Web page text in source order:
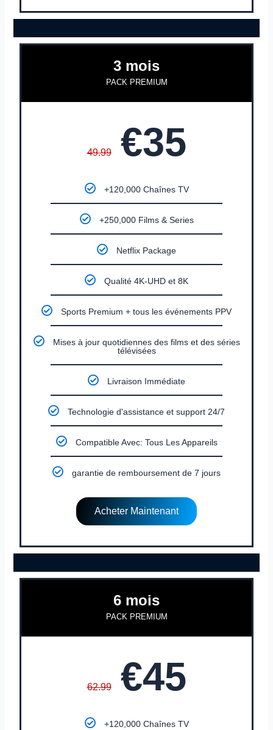
3 mois
PACK PREMIUM
49.99 €35
+120,000 Chaînes TV
+250,000 Films & Series
Netflix Package
Qualité 4K-UHD et 8K
Sports Premium + tous les événements PPV
Mises à jour quotidiennes des films et des séries
télévisées
Livraison Immédiate
Technologie d'assistance et support 24/7
Compatible Avec: Tous Les Appareils
garantie de remboursement de 7 jours
Acheter Maintenant
6 mois
PACK PREMIUM
62.99 €45
+120,000 Chaînes TV